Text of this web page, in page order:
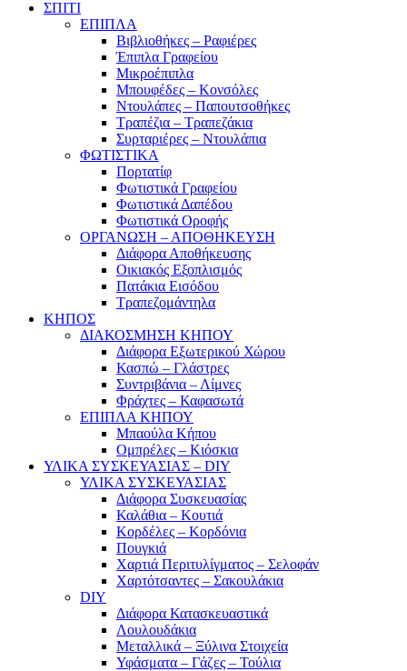
ΣΠΙΤΙ
ΕΠΙΠΛΑ
Βιβλιοθήκες – Ραφιέρες
Έπιπλα Γραφείου
Μικροέπιπλα
Μπουφέδες – Κονσόλες
Ντουλάπες – Παπουτσοθήκες
Τραπέζια – Τραπεζάκια
Συρταριέρες – Ντουλάπια
ΦΩΤΙΣΤΙΚΑ
Πορτατίφ
Φωτιστικά Γραφείου
Φωτιστικά Δαπέδου
Φωτιστικά Οροφής
ΟΡΓΑΝΩΣΗ – ΑΠΟΘΗΚΕΥΣΗ
Διάφορα Αποθήκευσης
Οικιακός Εξοπλισμός
Πατάκια Εισόδου
Τραπεζομάντηλα
ΚΗΠΟΣ
ΔΙΑΚΟΣΜΗΣΗ ΚΗΠΟΥ
Διάφορα Εξωτερικού Χώρου
Κασπώ – Γλάστρες
Συντριβάνια – Λίμνες
Φράχτες – Καφασωτά
ΕΠΙΠΛΑ ΚΗΠΟΥ
Μπαούλα Κήπου
Ομπρέλες – Κιόσκια
ΥΛΙΚΑ ΣΥΣΚΕΥΑΣΙΑΣ – DIY
ΥΛΙΚΑ ΣΥΣΚΕΥΑΣΙΑΣ
Διάφορα Συσκευασίας
Καλάθια – Κουτιά
Κορδέλες – Κορδόνια
Πουγκιά
Χαρτιά Περιτυλίγματος – Σελοφάν
Χαρτότσαντες – Σακουλάκια
DIY
Διάφορα Κατασκευαστικά
Λουλουδάκια
Μεταλλικά – Ξύλινα Στοιχεία
Υφάσματα – Γάζες – Τούλια